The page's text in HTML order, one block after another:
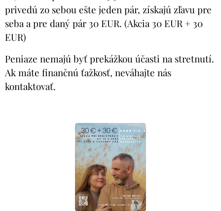
privedú zo sebou ešte jeden pár, získajú zľavu pre
seba a pre daný pár 30 EUR. (Akcia 30 EUR + 30
EUR)
Peniaze nemajú byť prekážkou účasti na stretnutí.
Ak máte finančnú ťažkosť, neváhajte nás
kontaktovať.